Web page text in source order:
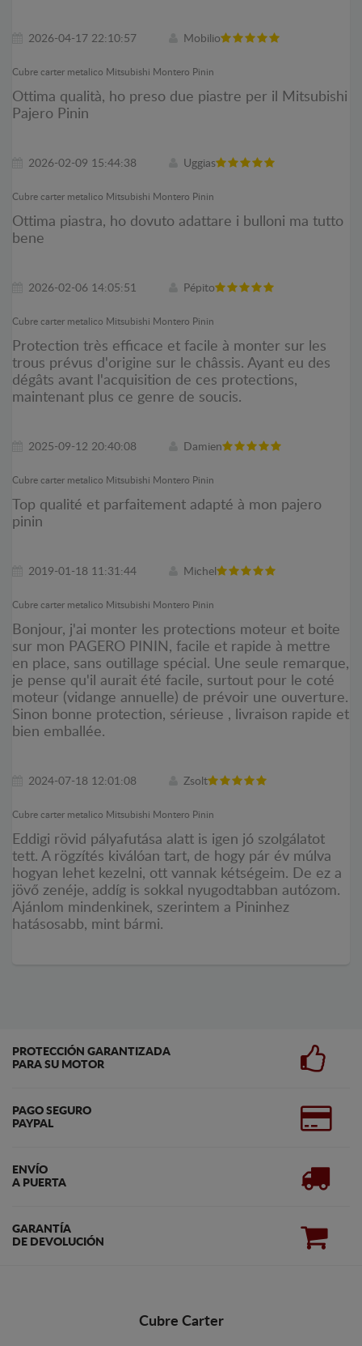
2026-04-17 22:10:57 Mobilio
Cubre carter metalico Mitsubishi Montero Pinin
Ottima qualità, ho preso due piastre per il Mitsubishi
Pajero Pinin
2026-02-09 15:44:38 Uggias
Cubre carter metalico Mitsubishi Montero Pinin
Ottima piastra, ho dovuto adattare i bulloni ma tutto
bene
2026-02-06 14:05:51 Pépito
Cubre carter metalico Mitsubishi Montero Pinin
Protection très efficace et facile à monter sur les
trous prévus d'origine sur le châssis. Ayant eu des
dégâts avant l'acquisition de ces protections,
maintenant plus ce genre de soucis.
2025-09-12 20:40:08 Damien
Cubre carter metalico Mitsubishi Montero Pinin
Top qualité et parfaitement adapté à mon pajero
pinin
2019-01-18 11:31:44 Michel
Cubre carter metalico Mitsubishi Montero Pinin
Bonjour, j'ai monter les protections moteur et boite
sur mon PAGERO PININ, facile et rapide à mettre
en place, sans outillage spécial. Une seule remarque,
je pense qu'il aurait été facile, surtout pour le coté
moteur (vidange annuelle) de prévoir une ouverture.
Sinon bonne protection, sérieuse , livraison rapide et
bien emballée.
2024-07-18 12:01:08 Zsolt
Cubre carter metalico Mitsubishi Montero Pinin
Eddigi rövid pályafutása alatt is igen jó szolgálatot
tett. A rögzítés kiválóan tart, de hogy pár év múlva
hogyan lehet kezelni, ott vannak kétségeim. De ez a
jövő zenéje, addíg is sokkal nyugodtabban autózom.
Ajánlom mindenkinek, szerintem a Pininhez
hatásosabb, mint bármi.
PROTECCIÓN GARANTIZADA
PARA SU MOTOR
PAGO SEGURO
PAYPAL
ENVÍO
A PUERTA
GARANTÍA
DE DEVOLUCIÓN
Cubre Carter